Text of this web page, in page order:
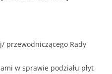
przewodniczącego Rady
w sprawie podziału płyt